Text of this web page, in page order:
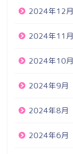
2024年12月
2024年11月
2024年10月
2024年9月
2024年8月
2024年6月